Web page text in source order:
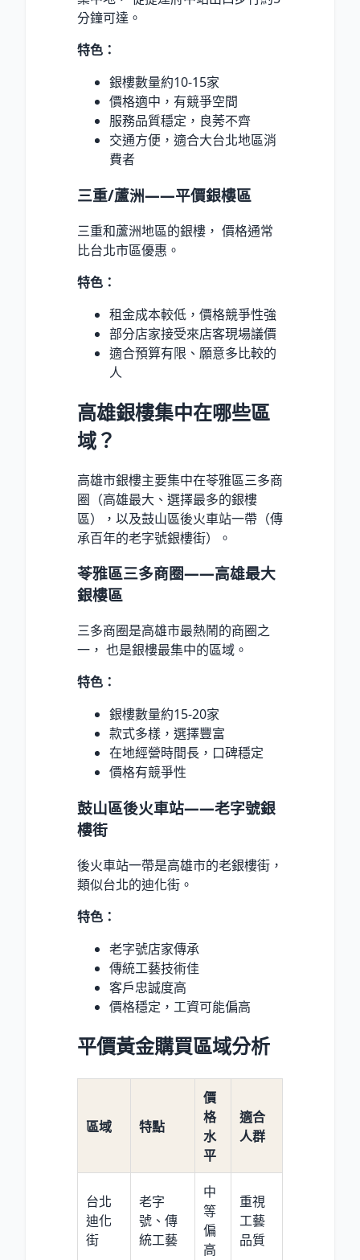
分鐘可達。
特色：
銀樓數量約10-15家
價格適中，有競爭空間
服務品質穩定，良莠不齊
交通方便，適合大台北地區消
費者
三重/蘆洲——平價銀樓區
三重和蘆洲地區的銀樓， 價格通常
比台北市區優惠。
特色：
租金成本較低，價格競爭性強
部分店家接受來店客現場議價
適合預算有限、願意多比較的
人
高雄銀樓集中在哪些區
域？
高雄市銀樓主要集中在苓雅區三多商
圈（高雄最大、選擇最多的銀樓
區），以及鼓山區後火車站一帶（傳
承百年的老字號銀樓街）。
苓雅區三多商圈——高雄最大
銀樓區
三多商圈是高雄市最熱鬧的商圈之
一， 也是銀樓最集中的區域。
特色：
銀樓數量約15-20家
款式多樣，選擇豐富
在地經營時間長，口碑穩定
價格有競爭性
鼓山區後火車站——老字號銀
樓街
後火車站一帶是高雄市的老銀樓街，
類似台北的迪化街。
特色：
老字號店家傳承
傳統工藝技術佳
客戶忠誠度高
價格穩定，工資可能偏高
平價黃金購買區域分析
區域 特點
價
格
水
平
適合
人群
台北
迪化
街
老字
號、傳
統工藝
中
等
偏
高
重視
工藝
品質